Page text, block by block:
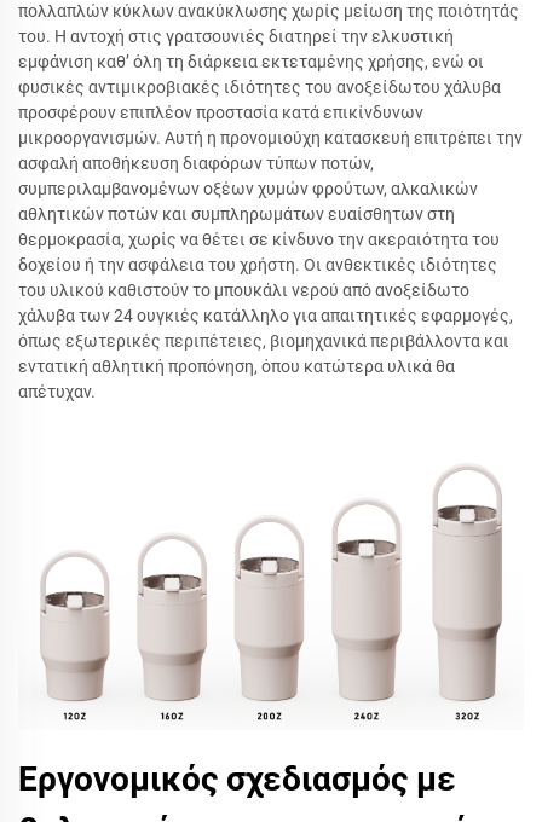
πολλαπλών κύκλων ανακύκλωσης χωρίς μείωση της ποιότητάς
του. Η αντοχή στις γρατσουνιές διατηρεί την ελκυστική
εμφάνιση καθ’ όλη τη διάρκεια εκτεταμένης χρήσης, ενώ οι
φυσικές αντιμικροβιακές ιδιότητες του ανοξείδωτου χάλυβα
προσφέρουν επιπλέον προστασία κατά επικίνδυνων
μικροοργανισμών. Αυτή η προνομιούχη κατασκευή επιτρέπει την
ασφαλή αποθήκευση διαφόρων τύπων ποτών,
συμπεριλαμβανομένων οξέων χυμών φρούτων, αλκαλικών
αθλητικών ποτών και συμπληρωμάτων ευαίσθητων στη
θερμοκρασία, χωρίς να θέτει σε κίνδυνο την ακεραιότητα του
δοχείου ή την ασφάλεια του χρήστη. Οι ανθεκτικές ιδιότητες
του υλικού καθιστούν το μπουκάλι νερού από ανοξείδωτο
χάλυβα των 24 ουγκιές κατάλληλο για απαιτητικές εφαρμογές,
όπως εξωτερικές περιπέτειες, βιομηχανικά περιβάλλοντα και
εντατική αθλητική προπόνηση, όπου κατώτερα υλικά θα
απέτυχαν.
Εργονομικός σχεδιασμός με